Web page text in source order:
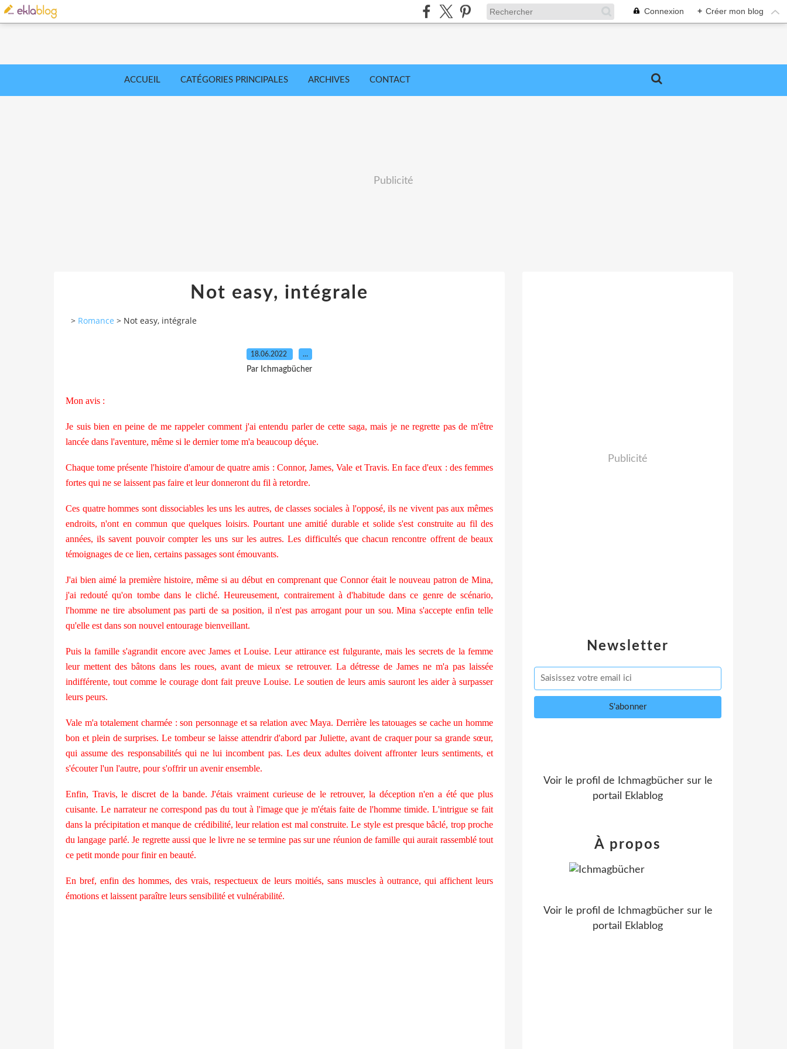
Connexion + Créer mon blog
ACCUEIL CATÉGORIES PRINCIPALES ARCHIVES CONTACT
Publicité
Not easy, intégrale
> Romance > Not easy, intégrale
18.06.2022 …
Par Ichmagbücher
Mon avis :
Je suis bien en peine de me rappeler comment j'ai entendu parler de cette saga, mais je ne regrette pas de m'être
lancée dans l'aventure, même si le dernier tome m'a beaucoup déçue.
Chaque tome présente l'histoire d'amour de quatre amis : Connor, James, Vale et Travis. En face d'eux : des femmes
fortes qui ne se laissent pas faire et leur donneront du fil à retordre.
Ces quatre hommes sont dissociables les uns les autres, de classes sociales à l'opposé, ils ne vivent pas aux mêmes
endroits, n'ont en commun que quelques loisirs. Pourtant une amitié durable et solide s'est construite au fil des
années, ils savent pouvoir compter les uns sur les autres. Les difficultés que chacun rencontre offrent de beaux
témoignages de ce lien, certains passages sont émouvants.
J'ai bien aimé la première histoire, même si au début en comprenant que Connor était le nouveau patron de Mina,
j'ai redouté qu'on tombe dans le cliché. Heureusement, contrairement à d'habitude dans ce genre de scénario,
l'homme ne tire absolument pas parti de sa position, il n'est pas arrogant pour un sou. Mina s'accepte enfin telle
qu'elle est dans son nouvel entourage bienveillant.
Puis la famille s'agrandit encore avec James et Louise. Leur attirance est fulgurante, mais les secrets de la femme
leur mettent des bâtons dans les roues, avant de mieux se retrouver. La détresse de James ne m'a pas laissée
indifférente, tout comme le courage dont fait preuve Louise. Le soutien de leurs amis sauront les aider à surpasser
leurs peurs.
Vale m'a totalement charmée : son personnage et sa relation avec Maya. Derrière les tatouages se cache un homme
bon et plein de surprises. Le tombeur se laisse attendrir d'abord par Juliette, avant de craquer pour sa grande sœur,
qui assume des responsabilités qui ne lui incombent pas. Les deux adultes doivent affronter leurs sentiments, et
s'écouter l'un l'autre, pour s'offrir un avenir ensemble.
Enfin, Travis, le discret de la bande. J'étais vraiment curieuse de le retrouver, la déception n'en a été que plus
cuisante. Le narrateur ne correspond pas du tout à l'image que je m'étais faite de l'homme timide. L'intrigue se fait
dans la précipitation et manque de crédibilité, leur relation est mal construite. Le style est presque bâclé, trop proche
du langage parlé. Je regrette aussi que le livre ne se termine pas sur une réunion de famille qui aurait rassemblé tout
ce petit monde pour finir en beauté.
En bref, enfin des hommes, des vrais, respectueux de leurs moitiés, sans muscles à outrance, qui affichent leurs
émotions et laissent paraître leurs sensibilité et vulnérabilité.
Newsletter
Publicité
Voir le profil de Ichmagbüchersur le
portail Eklablog
À propos
Voir le profil de Ichmagbüchersur le
portail Eklablog